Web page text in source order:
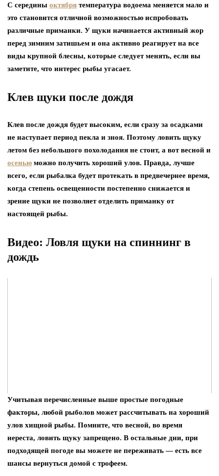
С середины октября температура водоема меняется мало и
это становится отличной возможностью испробовать
различные приманки. У щуки начинается активный жор
перед зимним затишьем и она активно реагирует на все
виды крупной блесны, которые следует менять, если вы
заметите, что интерес рыбы угасает.
Клев щуки после дождя
Клев после дождя будет высоким, если сразу за осадками
не наступает период пекла и зноя. Поэтому ловить щуку
летом без небольшого похолодания не стоит, а вот весной и
осенью можно получить хороший улов. Правда, лучше
всего, если рыбалка будет протекать в предвечернее время,
когда степень освещенности постепенно снижается и
зрение щуки не позволяет отделить приманку от
настоящей рыбы.
Видео: Ловля щуки на спиннинг в
дождь
Учитывая перечисленные выше простые погодные
факторы, любой рыболов может рассчитывать на хороший
улов хищной рыбы. Помните, что весной, во время
нереста, ловить щуку запрещено. В остальные дни, при
подходящей погоде вы можете не переживать — есть все
шансы вернуться домой с трофеем.